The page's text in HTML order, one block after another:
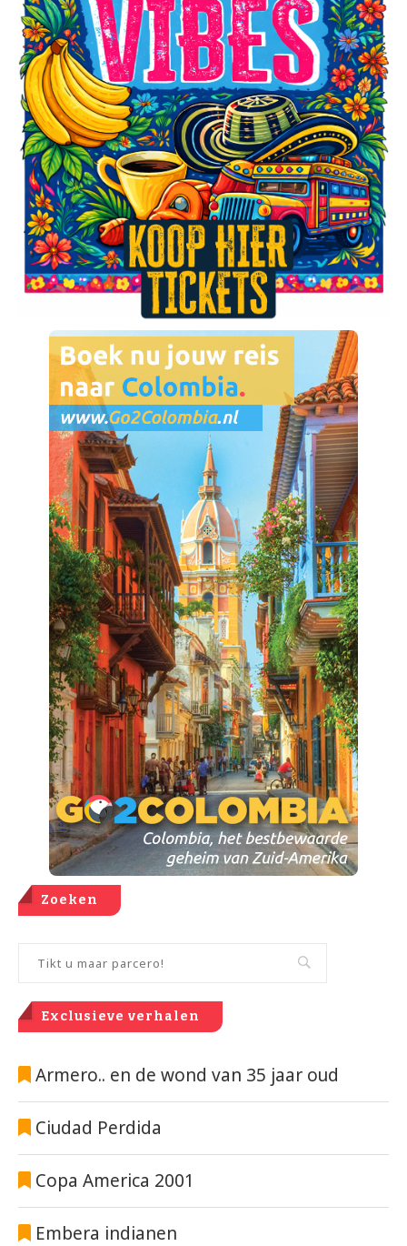
Zoeken
Exclusieve verhalen
Armero.. en de wond van 35 jaar oud
Ciudad Perdida
Copa America 2001
Embera indianen